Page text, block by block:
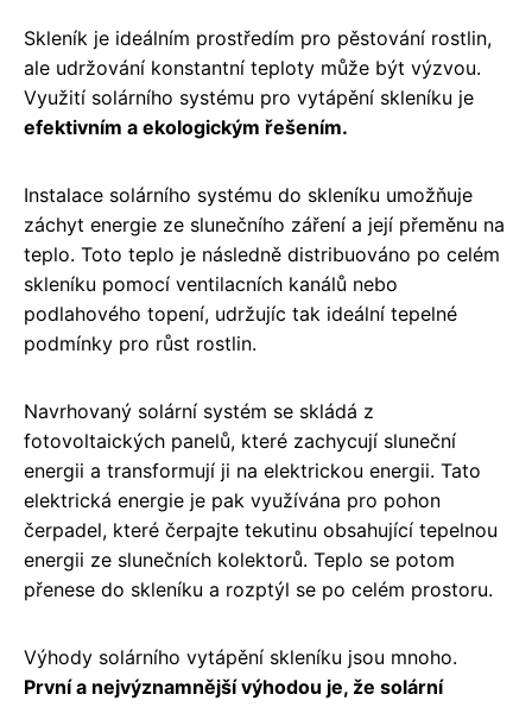
Skleník je ideálním prostředím pro pěstování rostlin,
ale udržování konstantní teploty může být výzvou.
Využití solárního systému pro vytápění skleníku je
efektivním a ekologickým řešením.
Instalace solárního systému do skleníku umožňuje
záchyt energie ze slunečního záření a její přeměnu na
teplo. Toto teplo je následně distribuováno po celém
skleníku pomocí ventilacních kanálů nebo
podlahového topení, udržujíc tak ideální tepelné
podmínky pro růst rostlin.
Navrhovaný solární systém se skládá z
fotovoltaických panelů, které zachycují sluneční
energii a transformují ji na elektrickou energii. Tato
elektrická energie je pak využívána pro pohon
čerpadel, které čerpajte tekutinu obsahující tepelnou
energii ze slunečních kolektorů. Teplo se potom
přenese do skleníku a rozptýl se po celém prostoru.
Výhody solárního vytápění skleníku jsou mnoho.
První a nejvýznamnější výhodou je, že solární